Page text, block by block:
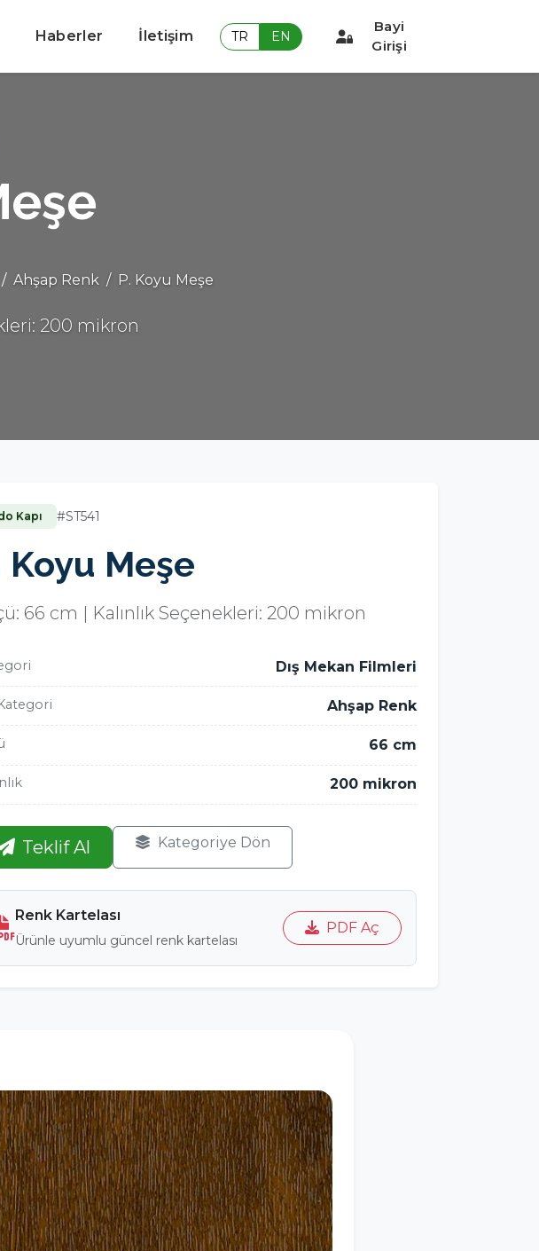
Haberler İletişim TR EN
Bayi
Girişi
Ahşap Renk P. Koyu Meşe
200 mikron
Kapı #ST541
Koyu Meşe
66 cm | Kalınlık Seçenekleri: 200 mikron
Dış Mekan Filmleri
Ahşap Renk
66 cm
200 mikron
Teklif Al Kategoriye Dön
Renk Kartelası
Ürünle uyumlu güncel renk kartelası
PDF Aç